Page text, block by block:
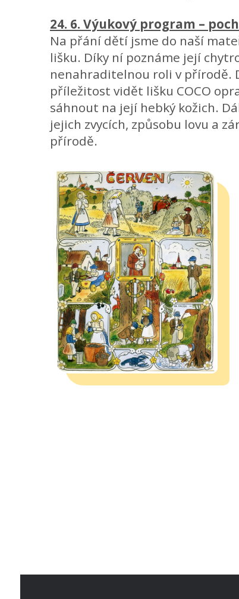
24. 6. Výukový program –
Na přání dětí jsme do naší
lišku. Díky ní poznáme její
nenahraditelnou roli v přírodě.
příležitost vidět lišku COCO
sáhnout na její hebký kožich.
jejich zvycích, způsobu lovu a
přírodě.